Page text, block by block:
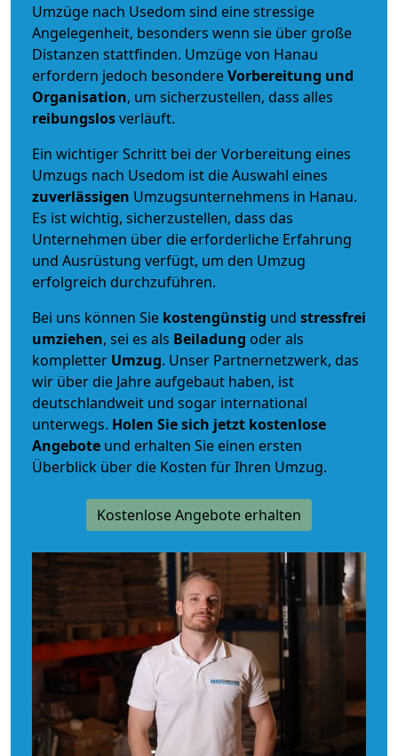
Umzüge nach Usedom sind eine stressige
Angelegenheit, besonders wenn sie über große
Distanzen stattfinden. Umzüge von Hanau
erfordern jedoch besondereVorbereitung und
Organisation, um sicherzustellen, dass alles
reibungslosverläuft.
Ein wichtiger Schritt bei der Vorbereitung eines
Umzugs nach Usedom ist die Auswahl eines
zuverlässigen Umzugsunternehmens in Hanau.
Es ist wichtig, sicherzustellen, dass das
Unternehmen über die erforderliche Erfahrung
und Ausrüstung verfügt, um den Umzug
erfolgreich durchzuführen.
Bei uns können Sie kostengünstig und stressfrei
umziehen, sei es als Beiladung oder als
kompletter Umzug. Unser Partnernetzwerk, das
wir über die Jahre aufgebaut haben, ist
deutschlandweit und sogar international
unterwegs. Holen Sie sich jetzt kostenlose
Angebote und erhalten Sie einen ersten
Überblick über die Kosten für Ihren Umzug.
Kostenlose Angebote erhalten